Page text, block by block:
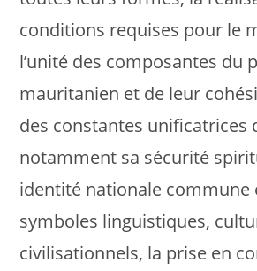
conditions requises pour le
l’unité des composantes du
mauritanien et de leur
des constantes unificatrices
notamment sa sécurité
identité nationale commune
symboles linguistiques,
civilisationnels, la prise en